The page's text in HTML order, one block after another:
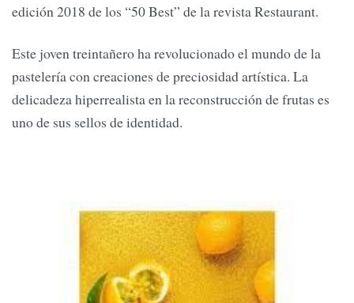
edición 2018 de los “50 Best” de la revista Restaurant.
Este joven treintañero ha revolucionado el mundo de la
pastelería con creaciones de preciosidad artística. La
delicadeza hiperrealista en la reconstrucción de frutas es
uno de sus sellos de identidad.